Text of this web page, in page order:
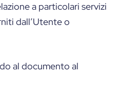
a particolari servizi
dall’Utente o
al documento al